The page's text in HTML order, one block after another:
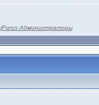
jParus Администраторы